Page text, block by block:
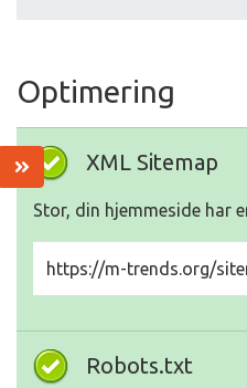
Optimering
XML Sitemap
Stor, din hjemmeside har
https://m-trends.org/
Robots.txt